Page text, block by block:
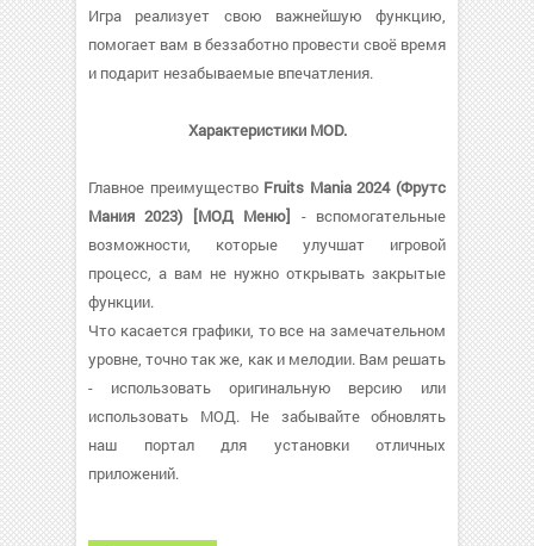
Игра реализует свою важнейшую функцию,
помогает вам в беззаботно провести своё время
и подарит незабываемые впечатления.
Характеристики MOD.
Главное преимущество Fruits Mania 2024 (Фрутс
Мания 2023) [МОД Меню] - вспомогательные
возможности, которые улучшат игровой
процесс, а вам не нужно открывать закрытые
функции.
Что касается графики, то все на замечательном
уровне, точно так же, как и мелодии. Вам решать
- использовать оригинальную версию или
использовать МОД. Не забывайте обновлять
наш портал для установки отличных
приложений.